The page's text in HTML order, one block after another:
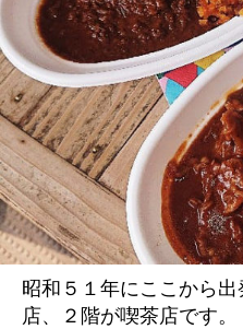
昭和５１年にここから
店、２階が喫茶店です。